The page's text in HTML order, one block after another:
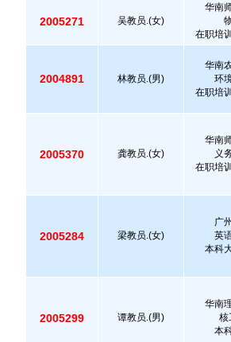
2005271 吴教员.(女)
华南
在职培
2004891 林教员.(男)
华南
环
在职培
2005370 龚教员.(女)
华南
义
在职培
2005284 梁教员.(女)
广
英
本科
2005299 谭教员.(男)
华南
核
本